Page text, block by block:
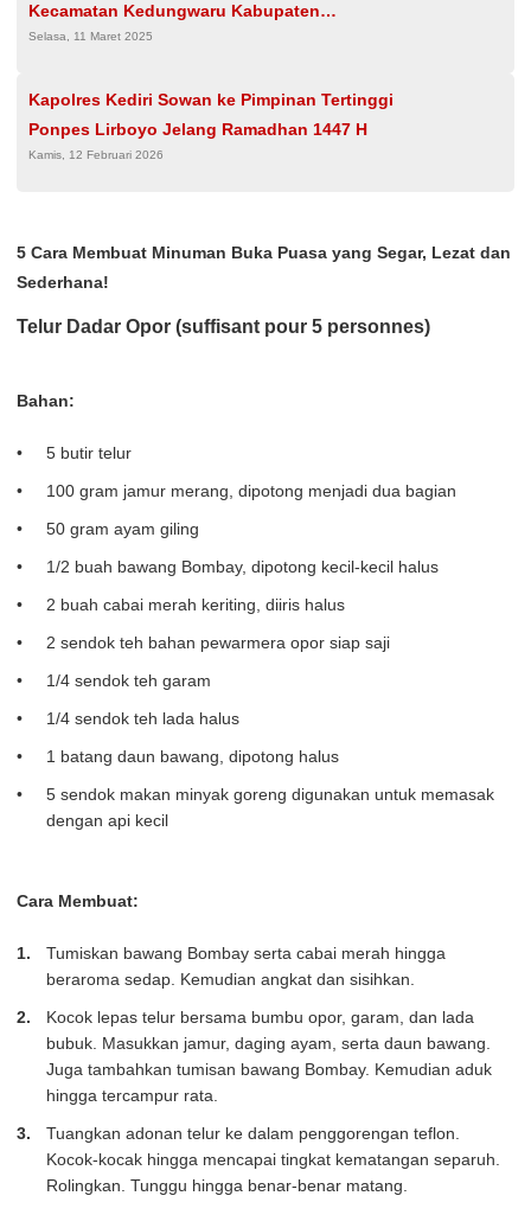
Kecamatan Kedungwaru Kabupaten
Tulungagung Laksanakan Fogging
Selasa, 11 Maret 2025
Kapolres Kediri Sowan ke Pimpinan Tertinggi
Ponpes Lirboyo Jelang Ramadhan 1447 H
Kamis, 12 Februari 2026
5 Cara Membuat Minuman Buka Puasa yang Segar, Lezat dan
Sederhana!
Telur Dadar Opor (suffisant pour 5 personnes)
Bahan:
5 butir telur
100 gram jamur merang, dipotong menjadi dua bagian
50 gram ayam giling
1/2 buah bawang Bombay, dipotong kecil-kecil halus
2 buah cabai merah keriting, diiris halus
2 sendok teh bahan pewarmera opor siap saji
1/4 sendok teh garam
1/4 sendok teh lada halus
1 batang daun bawang, dipotong halus
5 sendok makan minyak goreng digunakan untuk memasak
dengan api kecil
Cara Membuat:
Tumiskan bawang Bombay serta cabai merah hingga
beraroma sedap. Kemudian angkat dan sisihkan.
Kocok lepas telur bersama bumbu opor, garam, dan lada
bubuk. Masukkan jamur, daging ayam, serta daun bawang.
Juga tambahkan tumisan bawang Bombay. Kemudian aduk
hingga tercampur rata.
Tuangkan adonan telur ke dalam penggorengan teflon.
Kocok-kocak hingga mencapai tingkat kematangan separuh.
Rolingkan. Tunggu hingga benar-benar matang.